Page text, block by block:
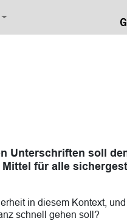
Unterschriften soll
für alle
in diesem Kontext,
schnell gehen soll?